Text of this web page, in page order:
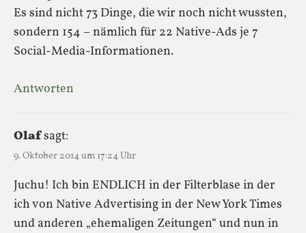
Es sind nicht 73 Dinge, die wir noch nicht wussten,
sondern 154 – nämlich für 22 Native-Ads je 7
Social-Media-Informationen.
Antworten
Olafsagt:
9. Oktober 2014 um 17:24 Uhr
Juchu! Ich bin ENDLICH in der Filterblase in der
ich von Native Advertising in der New York Times
und anderen „ehemaligen Zeitungen“ und nun in